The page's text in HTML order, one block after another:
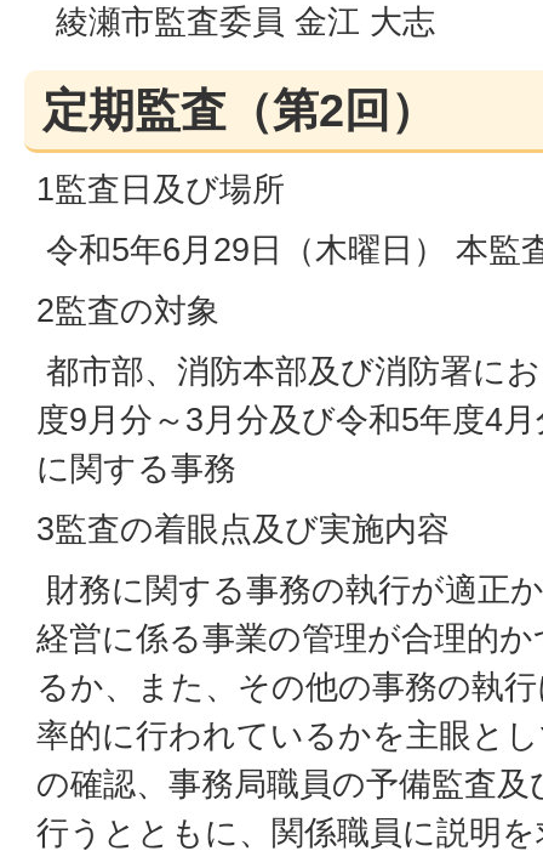
綾瀬市監査委員 金江 大志
定期監査（第2回）
1監査日及び場所
令和5年6月29日（木曜日） 本監
2監査の対象
都市部、消防本部及び消防署に
度9月分～3月分及び令和5年度4
に関する事務
3監査の着眼点及び実施内容
財務に関する事務の執行が適正
経営に係る事業の管理が合理的
るか、また、その他の事務の執
率的に行われているかを主眼と
の確認、事務局職員の予備監査
行うとともに、関係職員に説明